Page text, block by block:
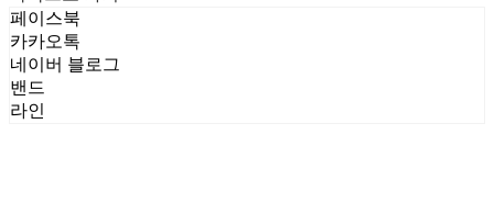
페이스북
카카오톡
네이버 블로그
밴드
라인